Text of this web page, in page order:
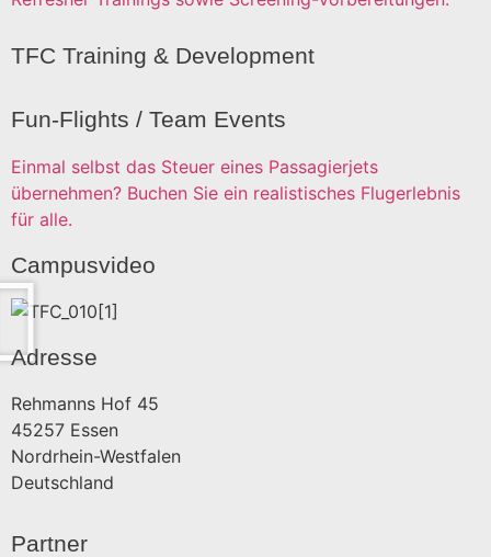
TFC Training & Development
Fun-Flights / Team Events
Einmal selbst das Steuer eines Passagierjets
übernehmen? Buchen Sie ein realistisches Flugerlebnis
für alle.
Campusvideo
Adresse
Rehmanns Hof 45
45257 Essen
Nordrhein-Westfalen
Deutschland
Partner